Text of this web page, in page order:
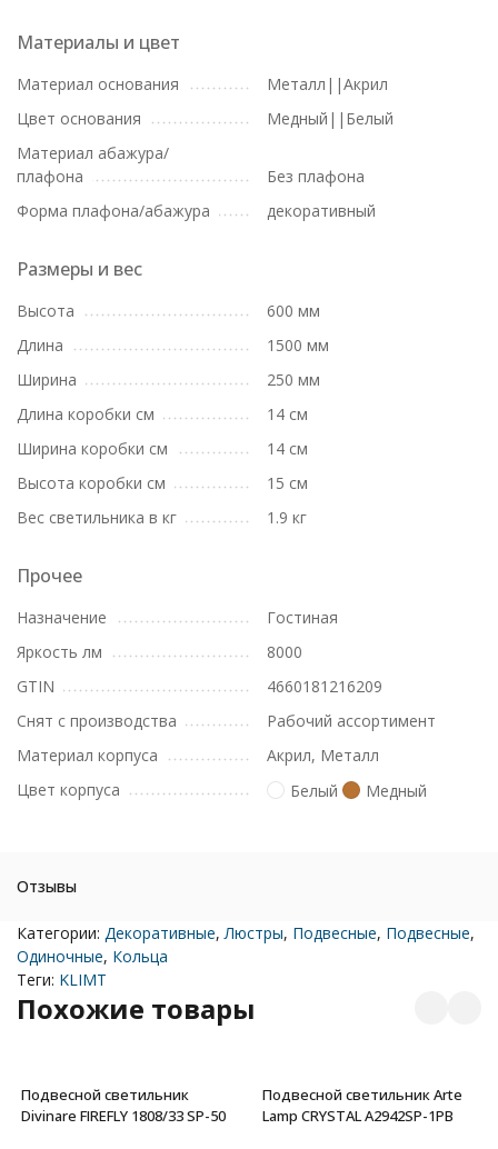
Материалы и цвет
Материал основания
Металл||Акрил
Цвет основания
Медный||Белый
Материал абажура/
плафона
Без плафона
Форма плафона/абажура
декоративный
Размеры и вес
Высота
600 мм
Длина
1500 мм
Ширина
250 мм
Длина коробки см
14 см
Ширина коробки см
14 см
Высота коробки см
15 см
Вес светильника в кг
1.9 кг
Прочее
Назначение
Гостиная
Яркость лм
8000
GTIN
4660181216209
Снят с производства
Рабочий ассортимент
Материал корпуса
Акрил, Металл
Цвет корпуса
Белый Медный
Отзывы
Категории: Декоративные, Люстры, Подвесные, Подвесные,
Одиночные, Кольца
Теги: KLIMT
Похожие товары
Подвесной светильник
Divinare FIREFLY 1808/33 SP-50
Подвесной светильник Arte
Lamp CRYSTAL A2942SP-1PB